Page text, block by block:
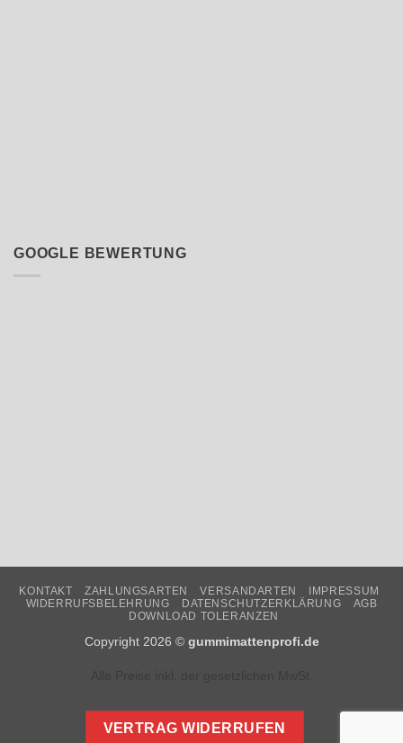
GOOGLE BEWERTUNG
KONTAKT ZAHLUNGSARTEN VERSANDARTEN
IMPRESSUM
WIDERRUFSBELEHRUNG
DATENSCHUTZERKLÄRUNG
AGB
DOWNLOAD TOLERANZEN
Copyright 2026 © gummimattenprofi.de
VERTRAG WIDERRUFEN